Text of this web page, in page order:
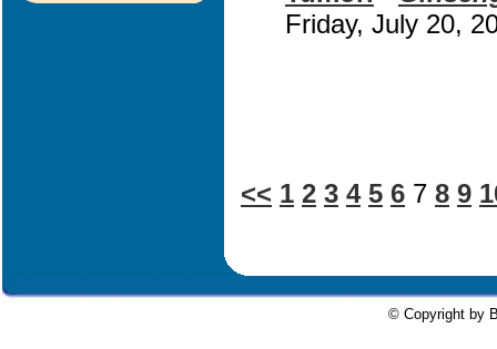
Friday, July 20,
<< 1 2 3 4 5 6 7 8 9
© Copyright by